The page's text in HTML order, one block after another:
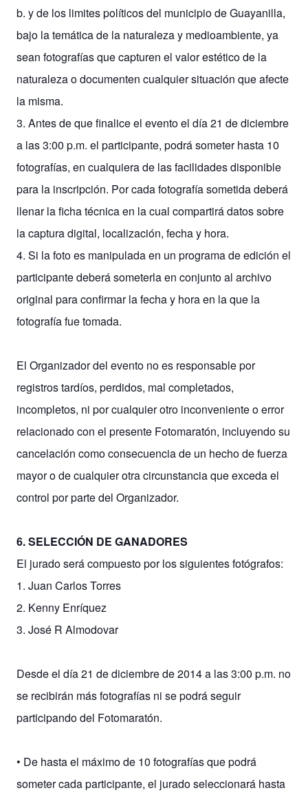
b. y de los limites políticos del municipio de Guayanilla,
bajo la temática de la naturaleza y medioambiente, ya
sean fotografías que capturen el valor estético de la
naturaleza o documenten cualquier situación que afecte
la misma.
3. Antes de que finalice el evento el día 21 de diciembre
a las 3:00 p.m. el participante, podrá someter hasta 10
fotografías, en cualquiera de las facilidades disponible
para la inscripción. Por cada fotografía sometida deberá
llenar la ficha técnica en la cual compartirá datos sobre
la captura digital, localización, fecha y hora.
4. Si la foto es manipulada en un programa de edición el
participante deberá someterla en conjunto al archivo
original para confirmar la fecha y hora en la que la
fotografía fue tomada.
El Organizador del evento no es responsable por
registros tardíos, perdidos, mal completados,
incompletos, ni por cualquier otro inconveniente o error
relacionado con el presente Fotomaratón, incluyendo su
cancelación como consecuencia de un hecho de fuerza
mayor o de cualquier otra circunstancia que exceda el
control por parte del Organizador.
6. SELECCIÓN DE GANADORES
El jurado será compuesto por los siguientes fotógrafos:
1. Juan Carlos Torres
2. Kenny Enríquez
3. José R Almodovar
Desde el día 21 de diciembre de 2014 a las 3:00 p.m. no
se recibirán más fotografías ni se podrá seguir
participando del Fotomaratón.
• De hasta el máximo de 10 fotografías que podrá
someter cada participante, el jurado seleccionará hasta